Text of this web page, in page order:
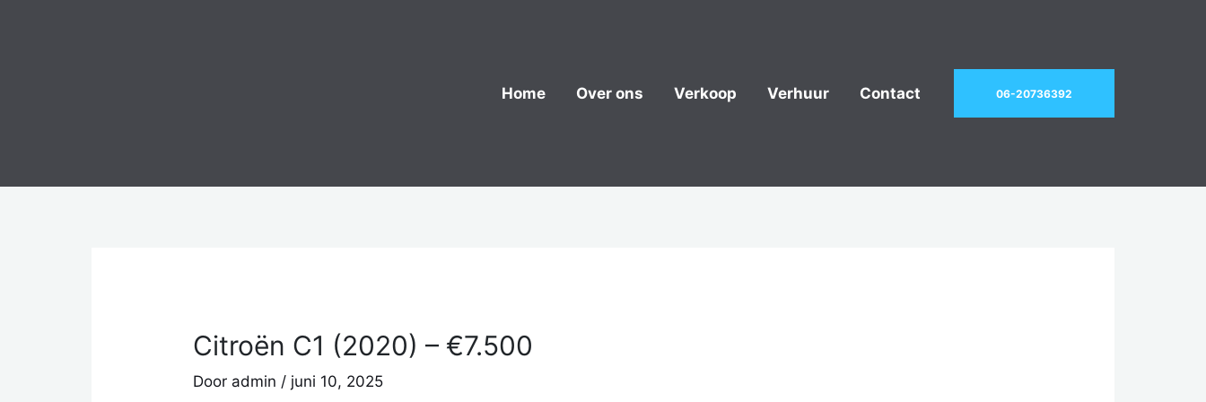
Home
Over ons Verkoop Verhuur Contact 06-20736392
Citroën C1 (2020) – €7.500
Door admin / juni 10, 2025